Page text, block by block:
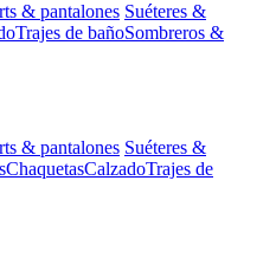
& pantalones Suéteres &
Trajes de bañoSombreros &
& pantalones Suéteres &
ChaquetasCalzadoTrajes de